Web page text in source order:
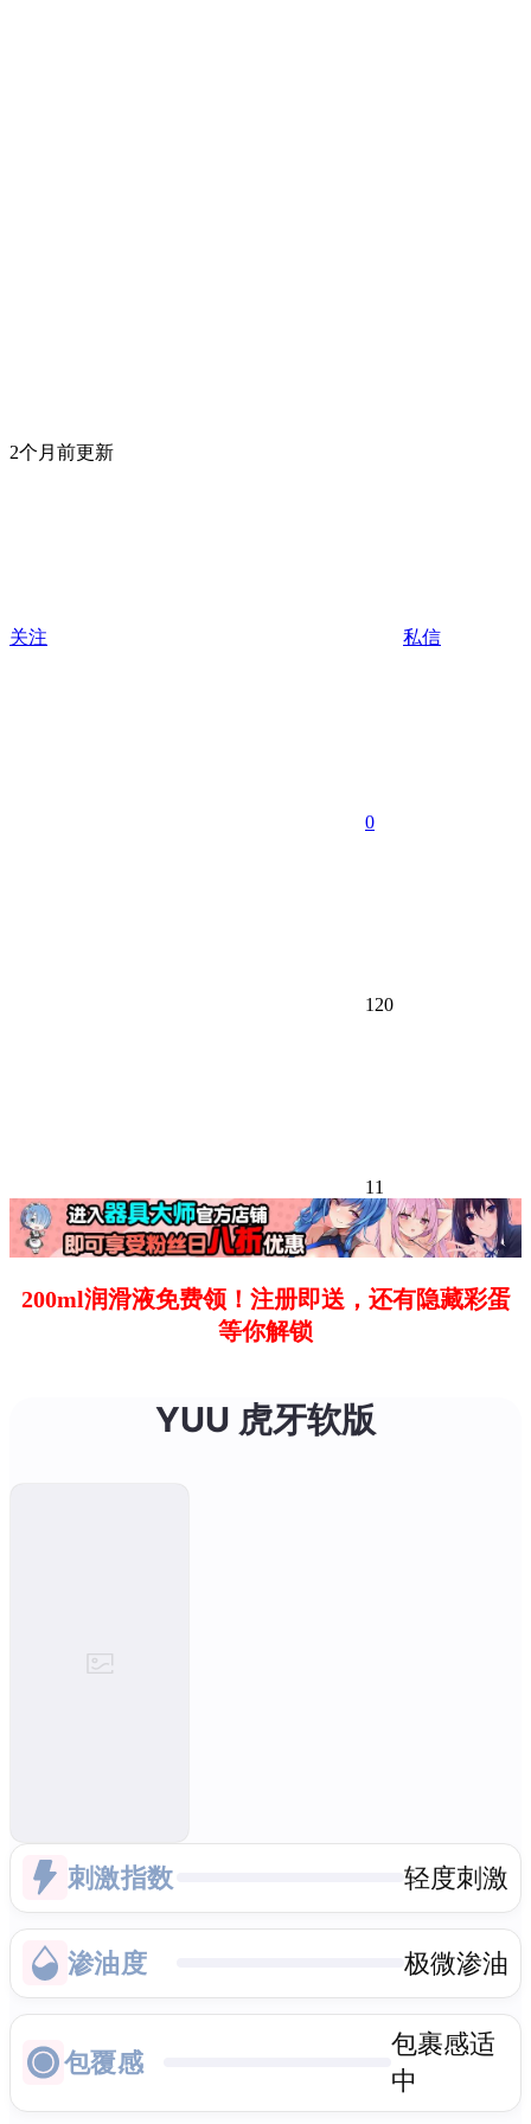
2个月前更新
关注 私信
0
120
11
200ml润滑液免费领！注册即送，还有隐藏彩蛋
等你解锁
YUU 虎牙软版
刺激指数 轻度刺激
渗油度 极微渗油
包覆感
包裹感适
中